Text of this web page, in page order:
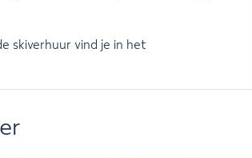
skiverhuur vind je in het